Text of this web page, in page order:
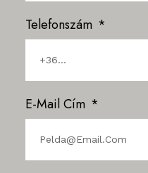
Telefonszám
E-Mail Cím